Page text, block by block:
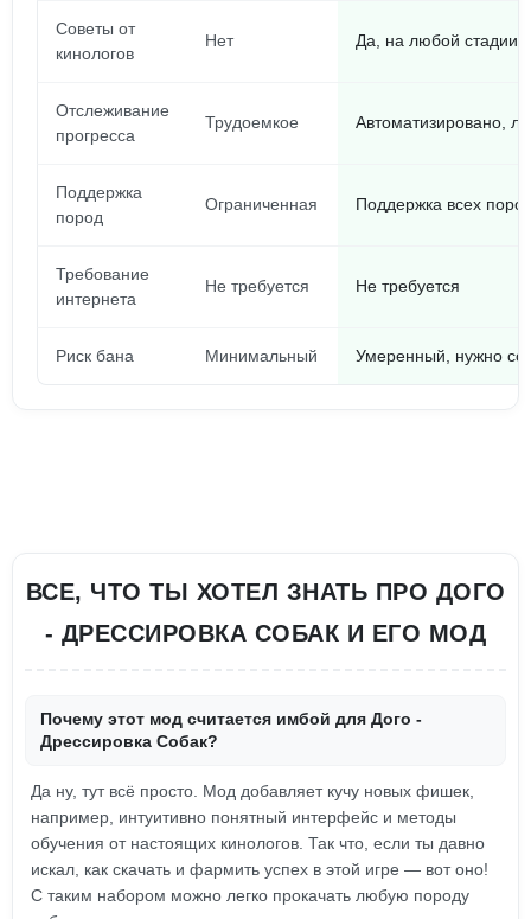
Советы от
кинологов
Нет Да, на любой стадии
Отслеживание
прогресса
Трудоемкое Автоматизировано,
Поддержка
пород
Ограниченная Поддержка всех
Требование
интернета
Не требуется Не требуется
Риск бана Минимальный Умеренный, нужно
ВСЕ, ЧТО ТЫ ХОТЕЛ ЗНАТЬ ПРО ДОГО
- ДРЕССИРОВКА СОБАК И ЕГО МОД
Почему этот мод считается имбой для Дого -
Дрессировка Собак?
Да ну, тут всё просто. Мод добавляет кучу новых фишек,
например, интуитивно понятный интерфейс и методы
обучения от настоящих кинологов. Так что, если ты давно
искал, как скачать и фармить успех в этой игре — вот оно!
С таким набором можно легко прокачать любую породу